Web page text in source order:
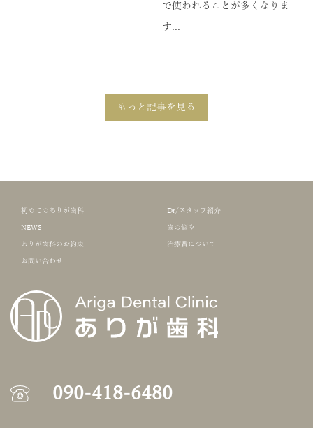
で使われることが多くなりま
す...
もっと記事を見る
初めてのありが歯科 Dr/スタッフ紹介
NEWS 歯の悩み
ありが歯科のお約束 治療費について
お問い合わせ
090-418-6480